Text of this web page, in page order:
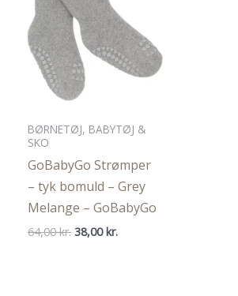
BØRNETØJ, BABYTØJ &
SKO
GoBabyGo Strømper
– tyk bomuld – Grey
Melange – GoBabyGo
64,00kr. Den
38,00 kr.Den